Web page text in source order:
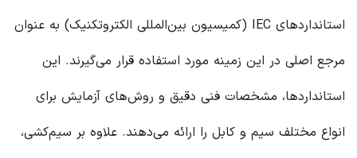
استانداردهای IEC (کمیسیون بین‌المللی الکتروتکنیک) به عنوان
مرجع اصلی در این زمینه مورد استفاده قرار می‌گیرند. این
استانداردها، مشخصات فنی دقیق و روش‌های آزمایش برای
انواع مختلف سیم و کابل را ارائه می‌دهند. علاوه بر سیم‌کشی،